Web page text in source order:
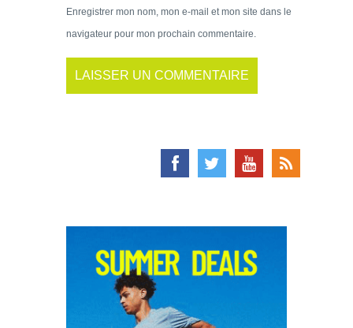
Enregistrer mon nom, mon e-mail et mon site dans le
navigateur pour mon prochain commentaire.